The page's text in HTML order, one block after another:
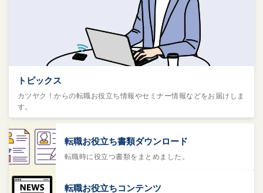
トピックス
カツヤク！からの転職お役立ち情報やセミナー情報などをお届けしま
す。
転職お役立ち書類ダウンロード
転職時に役立つ書類をまとめました。
転職お役立ちコンテンツ